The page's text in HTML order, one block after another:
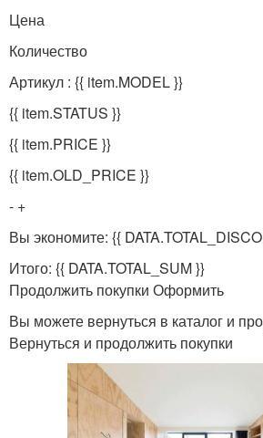
Цена
Количество
Артикул : {{ item.MODEL }}
{{ item.STATUS }}
{{ item.PRICE }}
{{ item.OLD_PRICE }}
- +
Вы экономите: {{
Итого: {{ DATA.TOTAL_SUM }}
Продолжить покупки Оформить
Вы можете вернуться в каталог и
Вернуться и продолжить покупки